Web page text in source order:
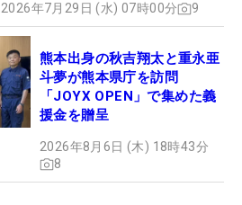
2026年7月29日 (水) 07時00分 9
熊本出身の秋吉翔太と重永亜
斗夢が熊本県庁を訪問
「JOYX OPEN」で集めた義
援金を贈呈
2026年8月6日 (木) 18時43分
8